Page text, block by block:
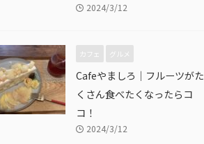
2024/3/12
カフェ グルメ
Cafeやましろ｜フルーツがた
くさん食べたくなったらコ
コ！
2024/3/12